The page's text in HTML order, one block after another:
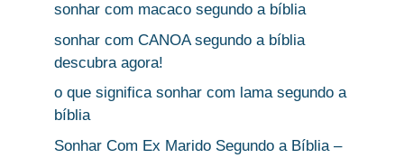
sonhar com macaco segundo a bíblia
sonhar com CANOA segundo a bíblia
descubra agora!
o que significa sonhar com lama segundo a
bíblia
Sonhar Com Ex Marido Segundo a Bíblia –